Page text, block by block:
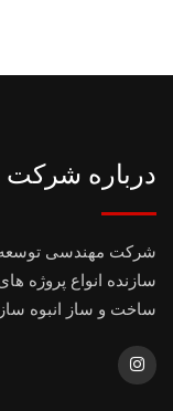
درباره شرکت
شرکت مهندسی توسعه
سازنده انواع پروژه
ساخت و ساز انبوه